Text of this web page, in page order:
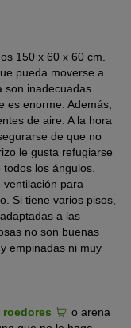
150 x 60 x 60 cm.
pueda moverse a
son inadecuadas
es enorme. Además,
de aire. A la hora
de que no
le gusta refugiarse
los ángulos.
para
Si tiene varios pisos,
a las
no son buenas
empinadas ni muy
roedores
o arena